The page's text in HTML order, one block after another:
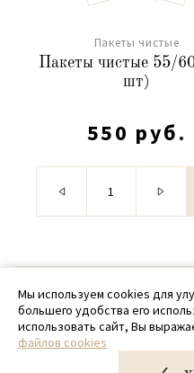
Пакеты чистые
Пакеты чистые 55/
шт)
550 руб.
© 2020 -
+ 7
Мы используем cookies для
большего удобства его
использовать сайт, Вы
файлов cookies